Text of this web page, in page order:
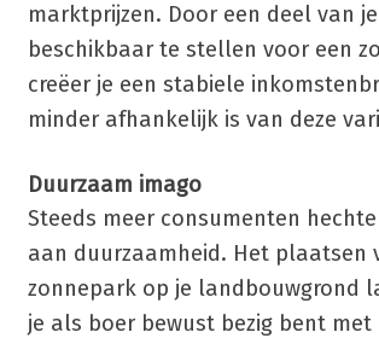
marktprijzen. Door een deel van
beschikbaar te stellen voor een
creëer je een stabiele
minder afhankelijk is van deze
Duurzaam imago
Steeds meer consumenten
aan duurzaamheid. Het plaatsen
zonnepark op je landbouwgrond
je als boer bewust bezig bent met